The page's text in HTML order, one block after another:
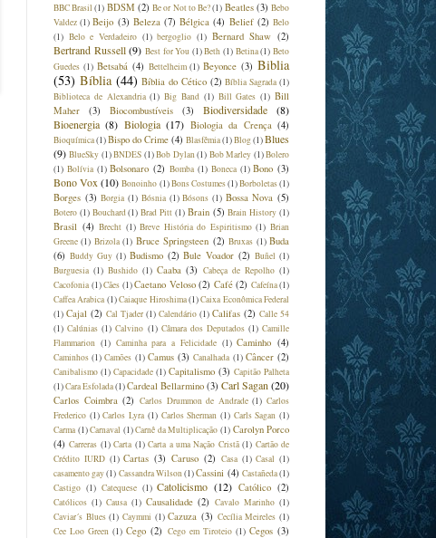
BBC Brasil (1) BDSM (2) Be or Not to Be?(1) Beatles (3) Bebo
Valdez (1) Beijo (3) Beleza (7) Bélgica (4) Belief (2) Belo
(1) Belo e Verdadeiro (1) bergoglio (1) Bernard Shaw (2)
Bertrand Russell (9) Best for You (1) Beth (1) Betina (1) Beto
Guedes (1) Betsabá (4) Bettelheim (1) Beyonce (3) Biblia
(53) Bíblia (44) Bíblia do Cético (2) Bíblia Sagrada (1)
Biblioteca de Alexandria (1) Big Band (1) Bill Gates (1) Bill
Maher
(3) Biocombustíveis (3) Biodiversidade
(8)
Bioenergia (8) Biologia (17) Biologia da Crença (4)
Bioquímica(1)Bispo do Crime (4) Blasfêmia(1)Blog(1)Blues
(9) BlueSky (1)BNDES (1)Bob Dylan(1) Bob Marley (1)Bolero
(1) Bolívia (1) Bolsonaro (2) Bomba (1) Boneca (1) Bono (3)
Bono Vox (10) Bonoinho (1)Bons Costumes(1)Borboletas(1)
Borges (3) Borgia (1) Bósnia (1) Bósons (1) Bossa Nova (5)
Botero (1) Bouchard (1) Brad Pitt (1) Brain (5) Brain History (1)
Brasil (4) Brecht (1) Breve História do Espiritismo (1) Brian
Greene (1) Brizola (1) Bruce Springsteen (2) Bruxas (1) Buda
(6) Buddy Guy (1) Budismo (2) Bule Voador (2) Buñel (1)
Burguesia (1) Bushido (1) Caaba (3) Cabeça de Repolho (1)
Cacofonia (1)Cães (1)Caetano Veloso (2) Café (2) Cafeína(1)
Caffea Arabica (1)Caiaque Hiroshima(1)Caixa Econômica Federal
(1) Cajal (2) Cal Tjader (1) Calendário (1) Califas (2) Calle 54
(1) Calúnias (1) Calvino (1) Câmara dos Deputados (1) Camille
Flammarion (1) Caminha para a Felicidade (1) Caminho (4)
Caminhos (1) Camões (1) Camus (3) Canalhada (1) Câncer (2)
Canibalismo (1) Capacidade (1) Capitalismo (3) Capitão Palheta
(1)Cara Esfolada(1)Cardeal Bellarmino (3) Carl Sagan (20)
Carlos Coimbra (2) Carlos Drummon de Andrade (1) Carlos
Frederico (1) Carlos Lyra (1) Carlos Sherman (1) Carls Sagan (1)
Carma (1)Carnaval (1)Carnê da Multiplicação (1) Carolyn Porco
(4) Carreras (1) Carta (1) Carta a uma Nação Cristã (1) Cartão de
Crédito IURD (1) Cartas (3) Caruso (2) Casa (1) Casal (1)
casamento gay(1) Cassandra Wilson(1)Cassini (4) Castañeda(1)
Castigo (1) Catequese (1) Catolicismo (12) Católico (2)
Católicos (1) Causa (1) Causalidade (2) Cavalo Marinho (1)
Caviar´s Blues (1) Caymmi (1) Cazuza (3) Cecília Meireles (1)
Cee Loo Green (1) Cego (2) Cego em Tiroteio (1) Cegos (3)